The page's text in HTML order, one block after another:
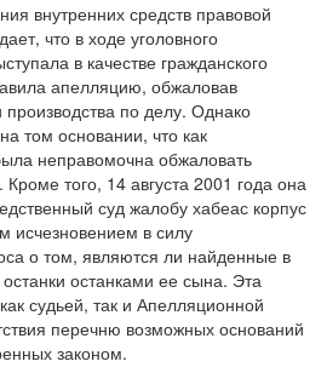
внутренних средств правовой
что в ходе уголовного
в качестве гражданского
апелляцию, обжаловав
по делу. Однако
том основании, что как
неправомочна обжаловать
того, 14 августа 2001 года она
суд жалобу хабеас корпус
исчезновением в силу
о том, являются ли найденные в
останками ее сына. Эта
судьей, так и Апелляционной
перечню возможных оснований
законом.